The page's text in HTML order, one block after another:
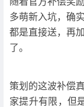
多萌新入坑，确
都是直接送，再
了。
策划的这波补偿
家提升有限，但